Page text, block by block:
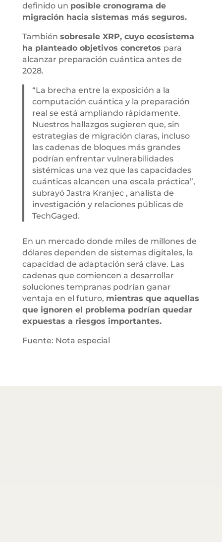
definido un posible cronograma de
migración hacia sistemas más seguros.
También sobresale XRP, cuyo ecosistema
ha planteado objetivos concretos para
alcanzar preparación cuántica antes de
2028.
“La brecha entre la exposición a la
computación cuántica y la preparación
real se está ampliando rápidamente.
Nuestros hallazgos sugieren que, sin
estrategias de migración claras, incluso
las cadenas de bloques más grandes
podrían enfrentar vulnerabilidades
sistémicas una vez que las capacidades
cuánticas alcancen una escala práctica”,
subrayó Jastra Kranjec , analista de
investigación y relaciones públicas de
TechGaged.
En un mercado donde miles de millones de
dólares dependen de sistemas digitales, la
capacidad de adaptación será clave. Las
cadenas que comiencen a desarrollar
soluciones tempranas podrían ganar
ventaja en el futuro, mientras que aquellas
que ignoren el problema podrían quedar
expuestas a riesgos importantes.
Fuente: Nota especial